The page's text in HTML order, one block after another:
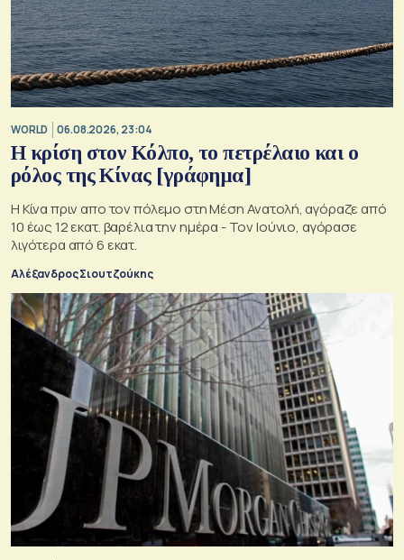
WORLD 06.08.2026, 23:04
Η κρίση στoν Κόλπο, το πετρέλαιο και ο
ρόλος της Κίνας [γράφημα]
Η Κίνα πριν απο τον πόλεμο στη Μέση Ανατολή, αγόραζε από
10 έως 12 εκατ. βαρέλια την ημέρα - Τον Ιούνιο, αγόρασε
λιγότερα από 6 εκατ.
Αλέξανδρος Σιουτζούκης